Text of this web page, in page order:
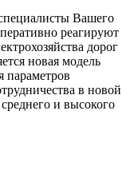
Вашего
реагируют
дорог
новая модель
параметров
в новой
и высокого